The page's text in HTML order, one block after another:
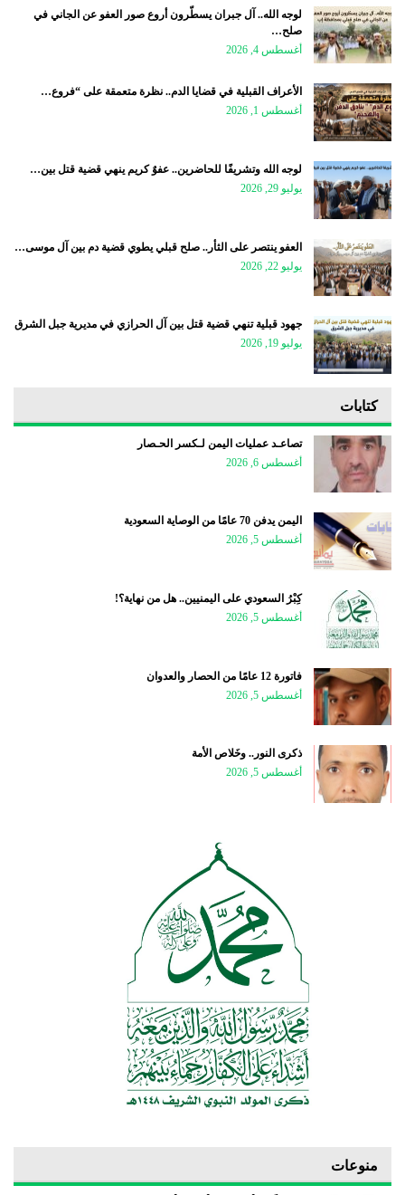
لوجه الله.. آل جبران يسطّرون أروع صور العفو عن الجاني في
صلح…
أغسطس 4, 2026
الأعراف القبلية في قضايا الدم.. نظرة متعمقة على “فروع…
أغسطس 1, 2026
لوجه الله وتشريفًا للحاضرين.. عفوٌ كريم ينهي قضية قتل بين…
يوليو 29, 2026
العفو ينتصر على الثأر.. صلح قبلي يطوي قضية دم بين آل موسى…
يوليو 22, 2026
جهود قبلية تنهي قضية قتل بين آل الحرازي في مديرية جبل الشرق
يوليو 19, 2026
كتابات
تصاعـد عمليات اليمن لـكسر الحـصار
أغسطس 6, 2026
اليمن يدفن 70 عامًا من الوصاية السعودية
أغسطس 5, 2026
كِبْرُ السعودي على اليمنيين.. هل من نهاية؟!
أغسطس 5, 2026
فاتورة 12 عامًا من الحصار والعدوان
أغسطس 5, 2026
ذكرى النور.. وخَلاص الأمة
أغسطس 5, 2026
منوعات